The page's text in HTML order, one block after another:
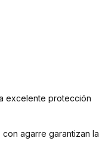
excelente protección
agarre garantizan la